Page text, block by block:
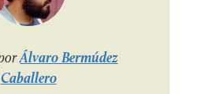
Álvaro Bermúdez
Caballero